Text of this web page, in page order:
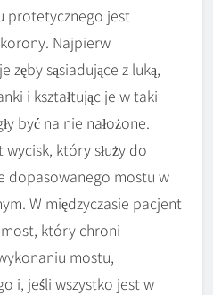
protetycznego jest
Najpierw
sąsiadujące z luką,
i kształtując je w taki
być na nie nałożone.
który służy do
dopasowanego mostu w
W międzyczasie pacjent
który chroni
mostu,
i, jeśli wszystko jest w